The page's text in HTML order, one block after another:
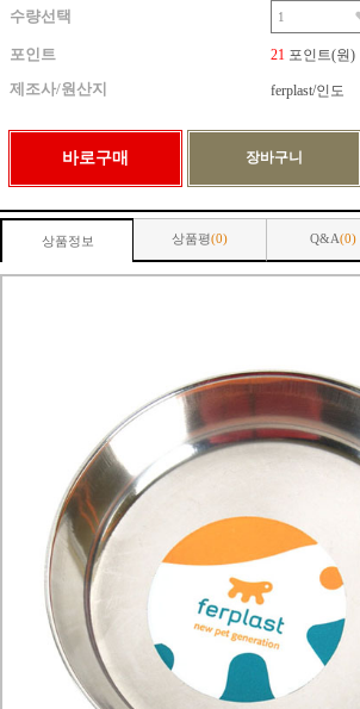
수량선택
포인트 21포인트(원)
제조사/원산지 ferplast/인도
상품정보 상품평(0) Q&A(0)